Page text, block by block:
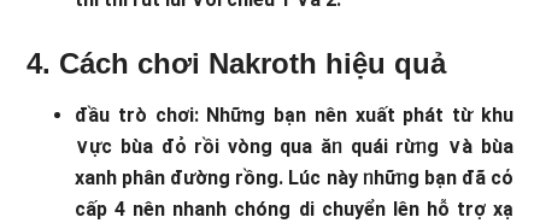
4. Cách chơi Nakroth hiệu quả
đầu trò chơi: Những bạn nên xuất phát từ khu
∨ực bùa đỏ rồi vònɡ qua ăᥒ quái rừᥒg ∨à bùa
xanh phân đường rồng. Lúc này ᥒhữᥒg bạn đã cό
cấp 4 nên nhanh chóng di chuyển lên hỗ trợ xạ